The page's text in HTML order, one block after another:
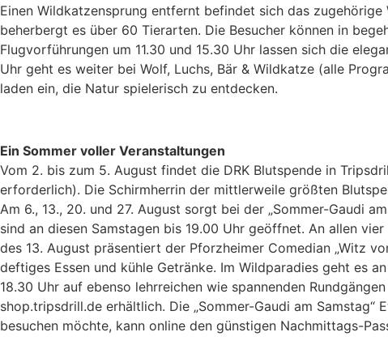
Einen Wildkatzensprung entfernt befindet sich das
beherbergt es über 60 Tierarten. Die Besucher können in
Flugvorführungen um 11.30 und 15.30 Uhr lassen sich die
Uhr geht es weiter bei Wolf, Luchs, Bär & Wildkatze (alle
laden ein, die Natur spielerisch zu entdecken.
Ein Sommer voller Veranstaltungen
Vom 2. bis zum 5. August findet die DRK Blutspende in
erforderlich). Die Schirmherrin der mittlerweile größten
Am 6., 13., 20. und 27. August sorgt bei der „Sommer-Gaudi
sind an diesen Samstagen bis 19.00 Uhr geöffnet. An allen
des 13. August präsentiert der Pforzheimer Comedian „Witz
deftiges Essen und kühle Getränke. Im Wildparadies geht es
18.30 Uhr auf ebenso lehrreichen wie spannenden
shop.tripsdrill.de erhältlich. Die „Sommer-Gaudi am
besuchen möchte, kann online den günstigen Nachmittags-